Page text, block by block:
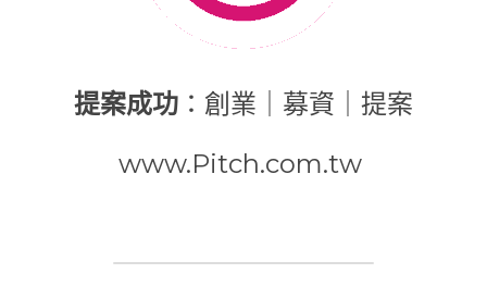
提案成功 ：創業｜募資｜提案
www.Pitch.com.tw